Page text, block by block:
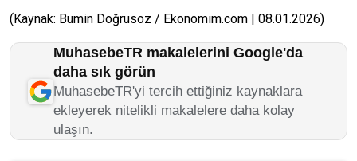
(Kaynak: Bumin Doğrusoz / Ekonomim.com | 08.01.2026)
MuhasebeTR makalelerini Google'da
daha sık görün
MuhasebeTR'yi tercih ettiğiniz kaynaklara
ekleyerek nitelikli makalelere daha kolay
ulaşın.